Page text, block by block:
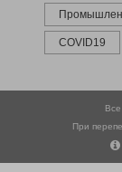
COVID19
При